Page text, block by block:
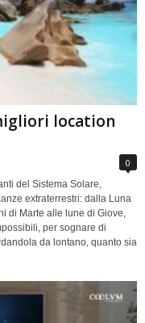
location
0
del Sistema Solare,
extraterrestri: dalla Luna
di Marte alle lune di Giove,
per sognare di
da lontano, quanto sia